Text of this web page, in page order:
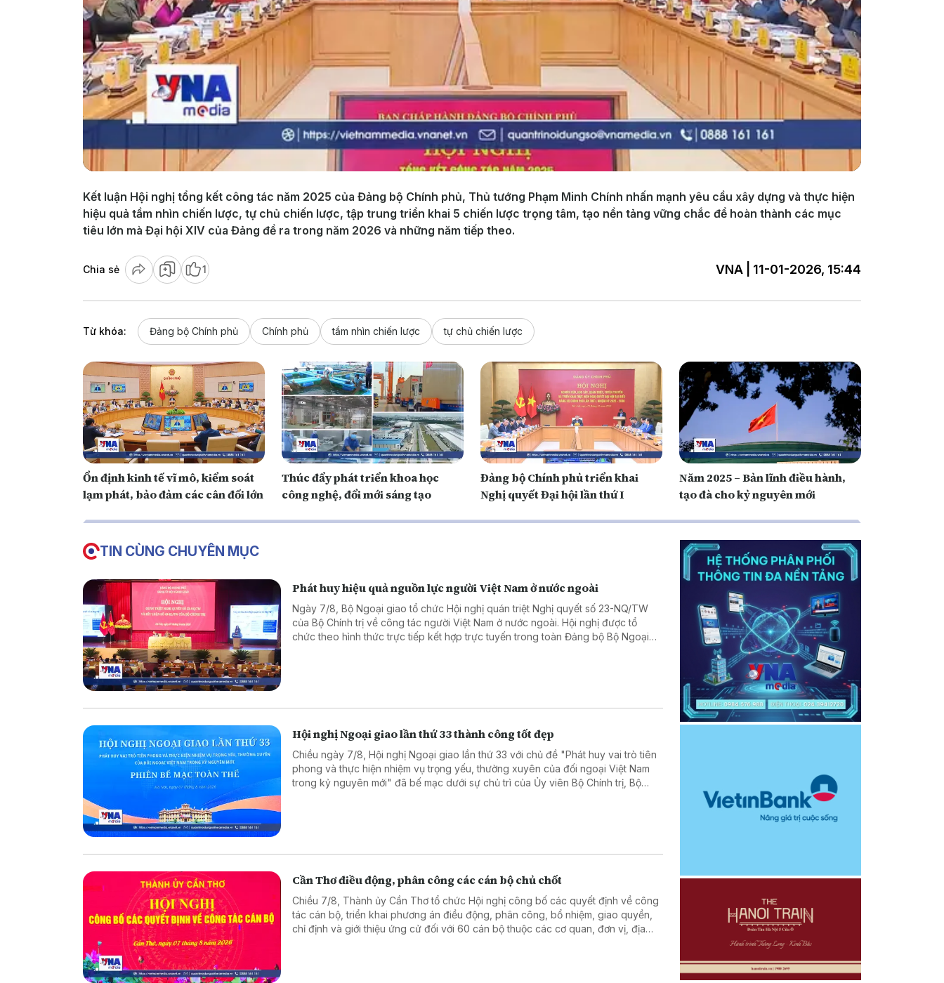
Video
Kết luận Hội nghị tổng kết công tác năm 2025 của Đảng bộ Chính phủ, Thủ tướng Phạm Minh Chính nhấn mạnh yêu cầu xây dựng và thực hiện
hiệu quả tầm nhìn chiến lược, tự chủ chiến lược, tập trung triển khai 5 chiến lược trọng tâm, tạo nền tảng vững chắc để hoàn thành các mục
tiêu lớn mà Đại hội XIV của Đảng đề ra trong năm 2026 và những năm tiếp theo.
Chia sẻ 1 VNA | 11-01-2026, 15:44
Từ khóa: Đảng bộ Chính phủ Chính phủ tầm nhìn chiến lược tự chủ chiến lược
Ổn định kinh tế vĩ mô, kiểm soát
lạm phát, bảo đảm các cân đối lớn
Thúc đẩy phát triển khoa học
công nghệ, đổi mới sáng tạo
Đảng bộ Chính phủ triển khai
Nghị quyết Đại hội lần thứ I
Năm 2025 – Bản lĩnh điều hành,
tạo đà cho kỷ nguyên mới
TIN CÙNG CHUYÊN MỤC
Phát huy hiệu quả nguồn lực người Việt Nam ở nước ngoài
Ngày 7/8, Bộ Ngoại giao tổ chức Hội nghị quán triệt Nghị quyết số 23-NQ/TW
của Bộ Chính trị về công tác người Việt Nam ở nước ngoài. Hội nghị được tổ
chức theo hình thức trực tiếp kết hợp trực tuyến trong toàn Đảng bộ Bộ Ngoại
Hội nghị Ngoại giao lần thứ 33 thành công tốt đẹp
Chiều ngày 7/8, Hội nghị Ngoại giao lần thứ 33 với chủ đề "Phát huy vai trò tiên
phong và thực hiện nhiệm vụ trọng yếu, thường xuyên của đối ngoại Việt Nam
trong kỷ nguyên mới" đã bế mạc dưới sự chủ trì của Ủy viên Bộ Chính trị, Bộ
Cần Thơ điều động, phân công các cán bộ chủ chốt
Chiều 7/8, Thành ủy Cần Thơ tổ chức Hội nghị công bố các quyết định về công
tác cán bộ, triển khai phương án điều động, phân công, bổ nhiệm, giao quyền,
chỉ định và giới thiệu ứng cử đối với 60 cán bộ thuộc các cơ quan, đơn vị, địa